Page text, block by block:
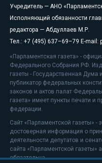
Учредитель — АНО
Исполняющий обязанности
редактора — Абдуллаев М.Р.
Тел.: +7 (495) 637–69–79 E-mail:
«Парламентская газета» -
Федерального Собрания РФ.
газеты - Государственная
публикатор федеральных
законов и актов палат
газета» имеет пункты печати и
федерации.
Сайт «Парламентской газеты» -
достоверная информация о
деятельности депутатов и
сайта «Парламентской газеты»
обязательна.